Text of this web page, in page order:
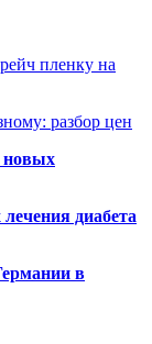
пленку на
разбор цен
новых
диабета
в